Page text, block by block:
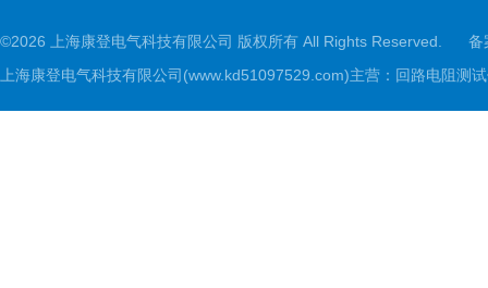
©2026 上海康登电气科技有限公司 版权所有 All Rights Reserved.
备
上海康登电气科技有限公司(www.kd51097529.com)主营：回路电阻